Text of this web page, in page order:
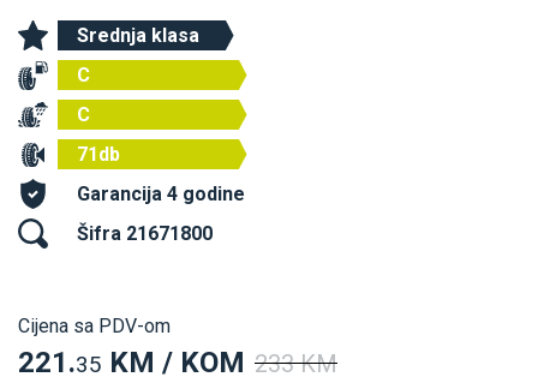
Srednja klasa
C
C
71db
Garancija 4 godine
Šifra 21671800
Cijena sa PDV-om
221.35 KM / KOM 233 KM